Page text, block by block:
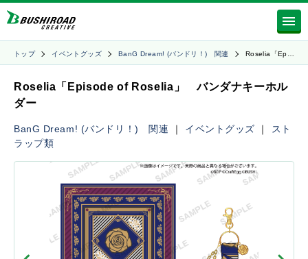
トップ イベントグッズ BanG Dream! (バンドリ！) 関連 Roselia「Ep…
Roselia「Episode of Roselia」 バンダナキーホル
ダー
BanG Dream! (バンドリ！) 関連 ｜ イベントグッズ ｜
スト
ラップ類